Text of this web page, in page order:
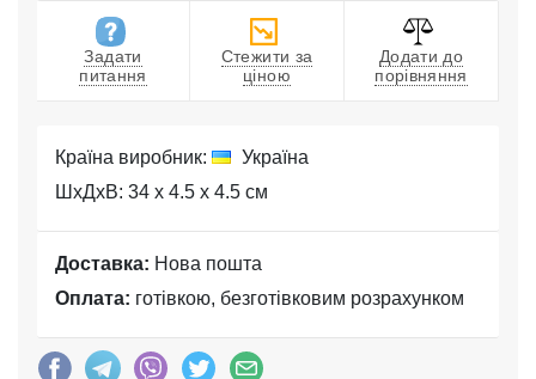
Задати
питання
Стежити за
ціною
Додати до
порівняння
Країна виробник:
Україна
ШхДхВ: 34 x 4.5 x 4.5 см
Доставка: Нова пошта
Оплата: готівкою, безготівковим розрахунком